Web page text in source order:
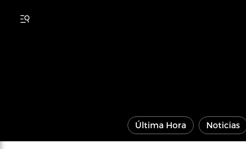
Última Hora Noticias